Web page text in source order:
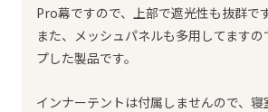
Pro幕ですので、上部で遮光性も抜群です
また、メッシュパネルも多用してますの
プした製品です。
インナーテントは付属しませんので、寝